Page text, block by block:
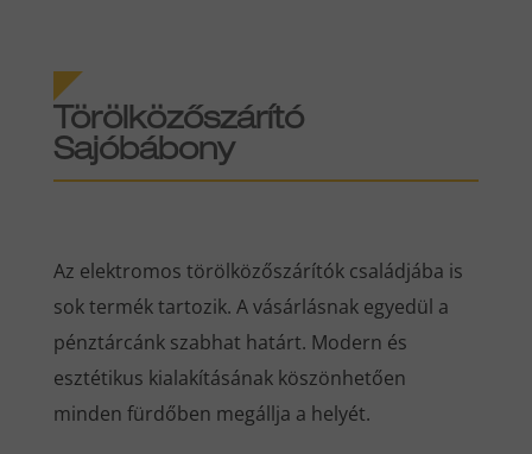
Törölközőszárító
Sajóbábony
Az elektromos törölközőszárítók családjába is
sok termék tartozik. A vásárlásnak egyedül a
pénztárcánk szabhat határt. Modern és
esztétikus kialakításának köszönhetően
minden fürdőben megállja a helyét.